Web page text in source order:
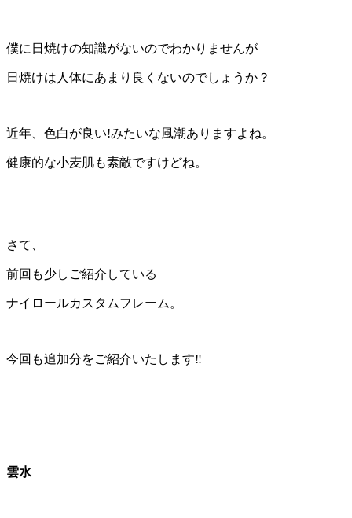
僕に日焼けの知識がないのでわかりませんが
日焼けは人体にあまり良くないのでしょうか？
近年、色白が良い!みたいな風潮ありますよね。
健康的な小麦肌も素敵ですけどね。
さて、
前回も少しご紹介している
ナイロールカスタムフレーム。
今回も追加分をご紹介いたします‼
雲水